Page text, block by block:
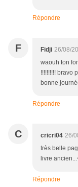
Répondre
F Fidji 26/08/
waouh ton
!!!!!!!!!! bravo
bonne
Répondre
C cricri04 26/
très belle
livre
Répondre